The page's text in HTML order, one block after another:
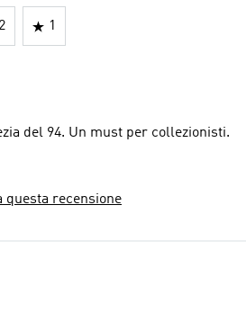
2 1
Svezia del 94. Un must per collezionisti.
questa recensione